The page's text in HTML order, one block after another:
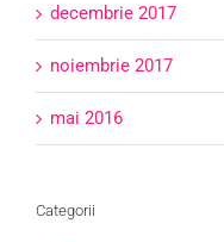
decembrie 2017
noiembrie 2017
mai 2016
Categorii